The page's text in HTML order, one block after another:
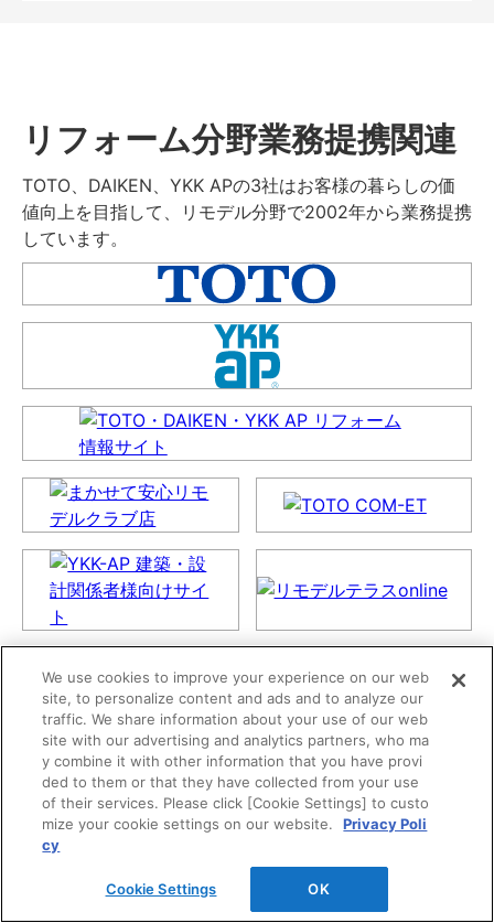
リフォーム分野業務提携関連
TOTO、DAIKEN、YKK APの3社はお客様の暮らしの価
値向上を目指して、リモデル分野で2002年から業務提携
しています。
We use cookies to improve your experience on our web
site, to personalize content and ads and to analyze our
traffic. We share information about your use of our web
site with our advertising and analytics partners, who ma
y combine it with other information that you have provi
ded to them or that they have collected from your use
of their services. Please click [Cookie Settings] to custo
mize your cookie settings on our website.
Privacy Poli
cy
Cookie Settings OK